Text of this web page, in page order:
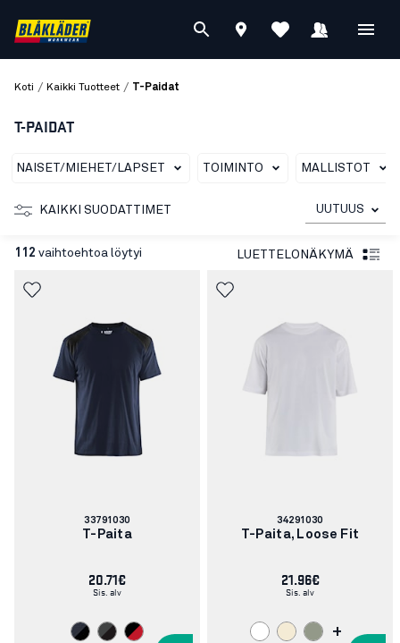
Koti / Kaikki Tuotteet / T-Paidat
T-PAIDAT
NAISET/MIEHET/LAPSET TOIMINTO MALLISTOT
KAIKKI SUODATTIMET UUTUUS
112 vaihtoehtoa löytyi LUETTELONÄKYMÄ
Tuotenumero:
33791030
T-Paita
20.71€
Sis. alv
Tuotenumero:
34291030
T-Paita, Loose Fit
21.96€
Sis. alv
+